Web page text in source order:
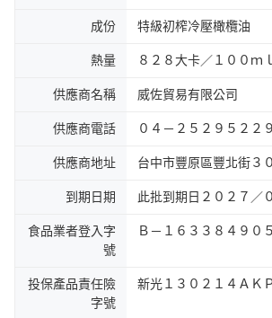
成份 特級初榨冷壓橄欖油
熱量 ８２８大卡／１００ｍｌ
供應商名稱 威佐貿易有限公司
供應商電話 ０４－２５２９５２２９
供應商地址 台中市豐原區豐北街３
到期日期 此批到期日２０２７／
食品業者登入字
號
Ｂ－１６３３８４９０
投保產品責任險
字號
新光１３０２１４ＡＫ